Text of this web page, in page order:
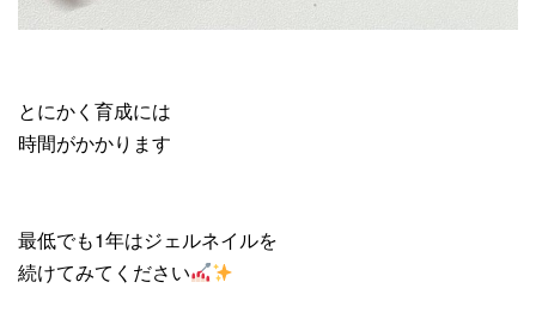
とにかく育成には
時間がかかります
最低でも1年はジェルネイルを
続けてみてください